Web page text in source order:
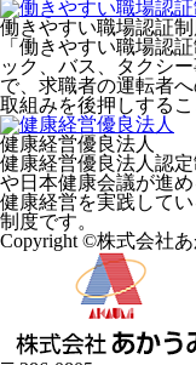
働きやすい職場認証
「働きやすい職場認
ック、バス、タクシ
で、求職者の運転者
取組みを後押しする
健康経営優良法人
健康経営優良法人認
や日本健康会議が進
健康経営を実践して
制度です。
Copyright ©株式会社あ